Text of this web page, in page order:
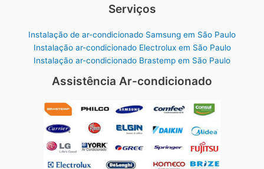
Serviços
Instalação de ar-condicionado Samsung em São Paulo
Instalação ar-condicionado Electrolux em São Paulo
Instalação ar-condicionado Brastemp em São Paulo
Assistência Ar-condicionado